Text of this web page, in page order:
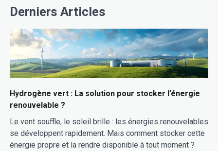
Derniers Articles
Hydrogène vert : La solution pour stocker l’énergie
renouvelable ?
Le vent souffle, le soleil brille : les énergies renouvelables
se développent rapidement. Mais comment stocker cette
énergie propre et la rendre disponible à tout moment ?